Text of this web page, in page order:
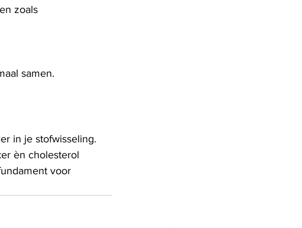
zoals
samen.
in je stofwisseling.
èn cholesterol
voor